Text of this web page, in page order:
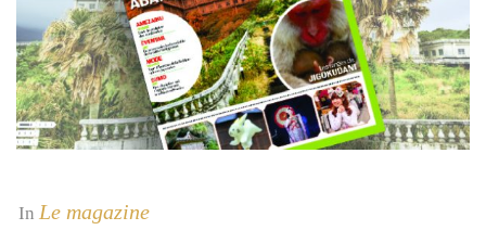
In Le magazine